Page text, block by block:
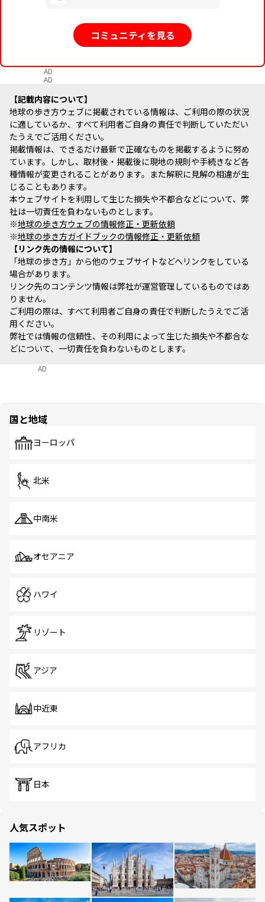
コミュニティを見る
AD
AD
記載内容について
地球の歩き方ウェブに掲載されている情報は、ご利用の際の状況
に適しているか、すべて利用者ご自身の責任で判断していただい
たうえでご活用ください。
掲載情報は、できるだけ最新で正確なものを掲載するように努め
ています。しかし、取材後・掲載後に現地の規則や手続きなど各
種情報が変更されることがあります。また解釈に見解の相違が生
じることもあります。
本ウェブサイトを利用して生じた損失や不都合などについて、弊
社は一切責任を負わないものとします。
※地球の歩き方ウェブの情報修正・更新依頼
※地球の歩き方ガイドブックの情報修正・更新依頼
リンク先の情報について
「地球の歩き方」から他のウェブサイトなどへリンクをしている
場合があります。
リンク先のコンテンツ情報は弊社が運営管理しているものではあ
りません。
ご利用の際は、すべて利用者ご自身の責任で判断したうえでご活
用ください。
弊社では情報の信頼性、その利用によって生じた損失や不都合な
どについて、一切責任を負わないものとします。
AD
国と地域
ヨーロッパ
北米
中南米
オセアニア
ハワイ
リゾート
アジア
中近東
アフリカ
日本
人気スポット